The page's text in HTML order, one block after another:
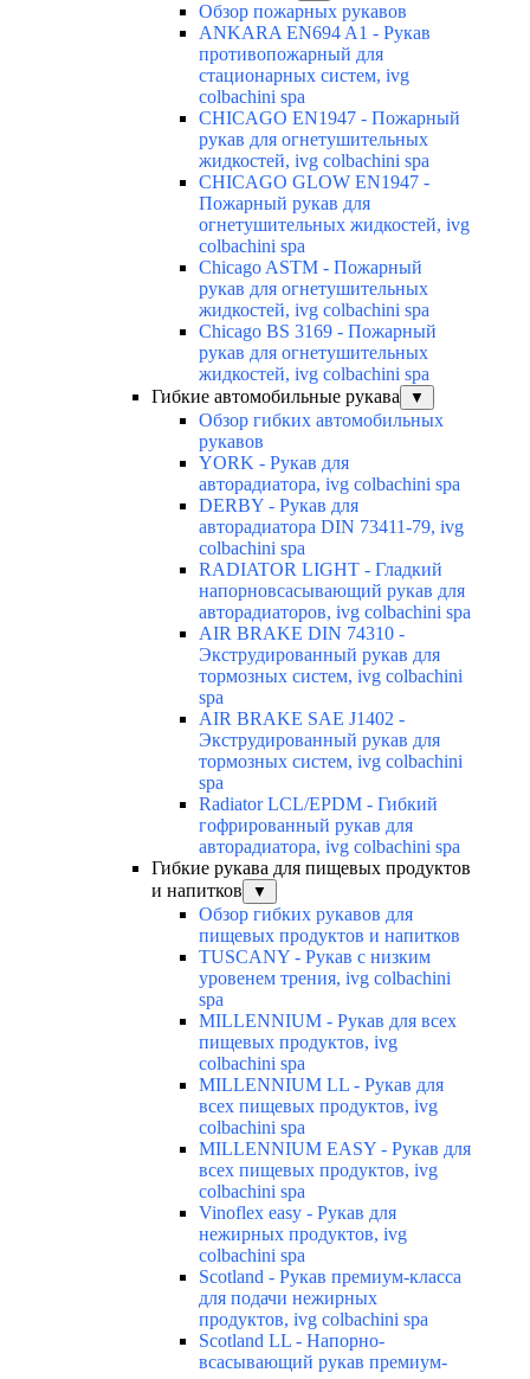
Обзор пожарных рукавов
ANKARA EN694 A1 - Рукав
противопожарный для
стационарных систем, ivg
colbachini spa
CHICAGO EN1947 - Пожарный
рукав для огнетушительных
жидкостей, ivg colbachini spa
CHICAGO GLOW EN1947 -
Пожарный рукав для
огнетушительных жидкостей, ivg
colbachini spa
Chicago ASTM - Пожарный
рукав для огнетушительных
жидкостей, ivg colbachini spa
Chicago BS 3169 - Пожарный
рукав для огнетушительных
жидкостей, ivg colbachini spa
Гибкие автомобильные рукава
▼
Обзор гибких автомобильных
рукавов
YORK - Рукав для
авторадиатора, ivg colbachini spa
DERBY - Рукав для
авторадиатора DIN 73411-79, ivg
colbachini spa
RADIATOR LIGHT - Гладкий
напорновсасывающий рукав для
авторадиаторов, ivg colbachini spa
AIR BRAKE DIN 74310 -
Экструдированный рукав для
тормозных систем, ivg colbachini
spa
AIR BRAKE SAE J1402 -
Экструдированный рукав для
тормозных систем, ivg colbachini
spa
Radiator LCL/EPDM - Гибкий
гофрированный рукав для
авторадиатора, ivg colbachini spa
Гибкие рукава для пищевых продуктов
и напитков
▼
Обзор гибких рукавов для
пищевых продуктов и напитков
TUSCANY - Рукав с низким
уровенем трения, ivg colbachini
spa
MILLENNIUM - Рукав для всех
пищевых продуктов, ivg
colbachini spa
MILLENNIUM LL - Рукав для
всех пищевых продуктов, ivg
colbachini spa
MILLENNIUM EASY - Рукав для
всех пищевых продуктов, ivg
colbachini spa
Vinoflex easy - Рукав для
нежирных продуктов, ivg
colbachini spa
Scotland - Рукав премиум-класса
для подачи нежирных
продуктов, ivg colbachini spa
Scotland LL - Напорно-
всасывающий рукав премиум-